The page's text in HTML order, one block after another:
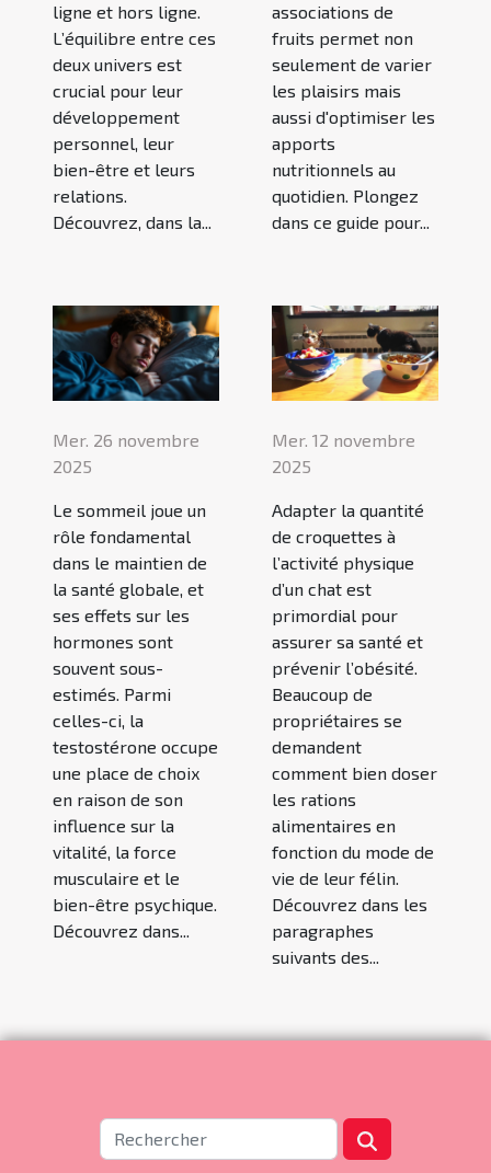
ligne et hors ligne.
L’équilibre entre ces
deux univers est
crucial pour leur
développement
personnel, leur
bien-être et leurs
relations.
Découvrez, dans la...
associations de
fruits permet non
seulement de varier
les plaisirs mais
aussi d'optimiser les
apports
nutritionnels au
quotidien. Plongez
dans ce guide pour...
Mer. 26 novembre
2025
Le sommeil joue un
rôle fondamental
dans le maintien de
la santé globale, et
ses effets sur les
hormones sont
souvent sous-
estimés. Parmi
celles-ci, la
testostérone occupe
une place de choix
en raison de son
influence sur la
vitalité, la force
musculaire et le
bien-être psychique.
Découvrez dans...
Mer. 12 novembre
2025
Adapter la quantité
de croquettes à
l’activité physique
d’un chat est
primordial pour
assurer sa santé et
prévenir l’obésité.
Beaucoup de
propriétaires se
demandent
comment bien doser
les rations
alimentaires en
fonction du mode de
vie de leur félin.
Découvrez dans les
paragraphes
suivants des...